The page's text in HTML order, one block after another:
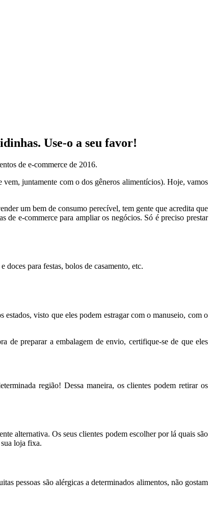
Use-o a seu favor!
de e-commerce de 2016.
juntamente com o dos gêneros alimentícios). Hoje, vamos
um bem de consumo perecível, tem gente que acredita que
de e-commerce para ampliar os negócios. Só é preciso prestar
para festas, bolos de casamento, etc.
visto que eles podem estragar com o manuseio, com o
de preparar a embalagem de envio, certifique-se de que eles
região! Dessa maneira, os clientes podem retirar os
alternativa. Os seus clientes podem escolher por lá quais são
loja fixa.
pessoas são alérgicas a determinados alimentos, não gostam